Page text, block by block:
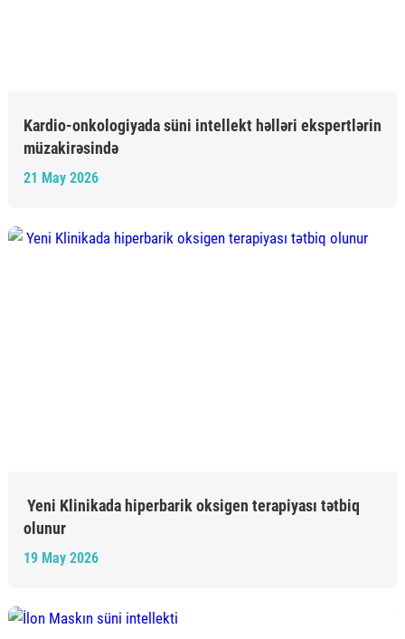
Kardio-onkologiyada süni intellekt həlləri ekspertlərin
müzakirəsində
21 May 2026
Yeni Klinikada hiperbarik oksigen terapiyası tətbiq
olunur
19 May 2026